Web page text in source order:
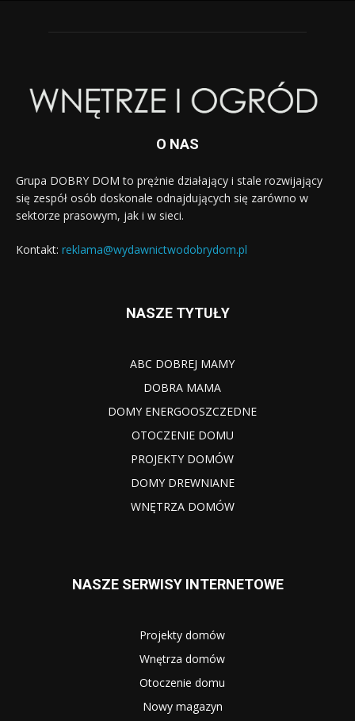
O NAS
Grupa DOBRY DOM to prężnie działający i stale rozwijający
się zespół osób doskonale odnajdujących się zarówno w
sektorze prasowym, jak i w sieci.
Kontakt: reklama@wydawnictwodobrydom.pl
NASZE TYTUŁY
ABC DOBREJ MAMY
DOBRA MAMA
DOMY ENERGOOSZCZEDNE
OTOCZENIE DOMU
PROJEKTY DOMÓW
DOMY DREWNIANE
WNĘTRZA DOMÓW
NASZE SERWISY INTERNETOWE
Projekty domów
Wnętrza domów
Otoczenie domu
Nowy magazyn